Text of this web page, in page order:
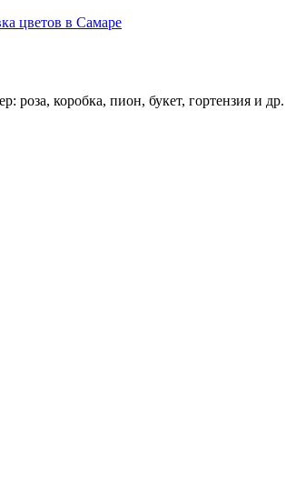
цветов в Самаре
роза, коробка, пион, букет, гортензия и др.